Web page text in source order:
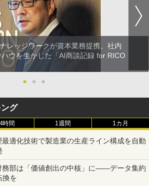
レッジワークが資本業務提携、社内
ウを生かした「AI商談記録 for RICO
●
● ●
グ
時間 1週間 1カ月
適化技術で製造業の生産ライン構成を自動
務部は「価値創出の中核」に――データ集約
換を